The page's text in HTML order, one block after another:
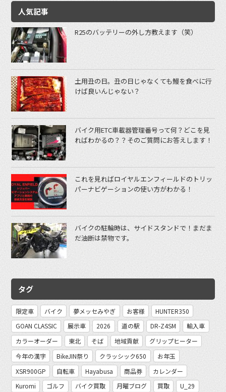
人気記事
R25のバッテリーの外し方教えます（笑）
土用丑の日。丑の日じゃなくても鰻を食べに行
けば良いんじゃない？
バイク用ETC車載器管理番号って何？どこを見
ればわかるの？？そのご質問にお答えします！
これを見ればロイヤルエンフィールドのトリッ
パーナビゲーションの使い方がわかる！
バイクの駐輪時は、サイドスタンドで！まだま
だ油断は禁物です。
タグ
限定車 バイク 夢メッセみやぎ お客様
HUNTER350
GOAN CLASSIC
展示車 2026 道の駅 DR-Z4SM
輸入車
カラーオーダー
東北 そば 地域貢献
グリップヒーター
今年の漢字
BikeJIN祭り クラッシック650
お年玉
XSR900GP
自転車 Hayabusa 商品券
カレンダー
Kuromi
ゴルフ バイク買取 月曜ブログ 買取
U_29